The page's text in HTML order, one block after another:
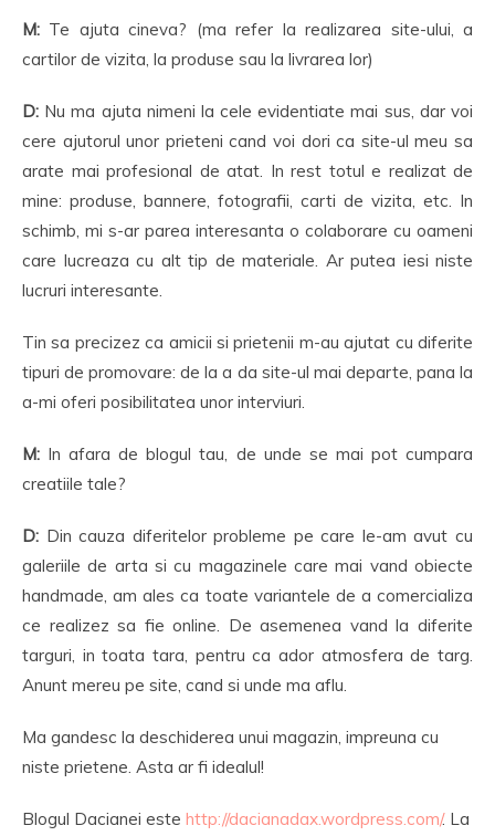
M: Te ajuta cineva? (ma refer la realizarea site-ului, a
cartilor de vizita, la produse sau la livrarea lor)
D: Nu ma ajuta nimeni la cele evidentiate mai sus, dar voi
cere ajutorul unor prieteni cand voi dori ca site-ul meu sa
arate mai profesional de atat. In rest totul e realizat de
mine: produse, bannere, fotografii, carti de vizita, etc. In
schimb, mi s-ar parea interesanta o colaborare cu oameni
care lucreaza cu alt tip de materiale. Ar putea iesi niste
lucruri interesante.
Tin sa precizez ca amicii si prietenii m-au ajutat cu diferite
tipuri de promovare: de la a da site-ul mai departe, pana la
a-mi oferi posibilitatea unor interviuri.
M: In afara de blogul tau, de unde se mai pot cumpara
creatiile tale?
D: Din cauza diferitelor probleme pe care le-am avut cu
galeriile de arta si cu magazinele care mai vand obiecte
handmade, am ales ca toate variantele de a comercializa
ce realizez sa fie online. De asemenea vand la diferite
targuri, in toata tara, pentru ca ador atmosfera de targ.
Anunt mereu pe site, cand si unde ma aflu.
Ma gandesc la deschiderea unui magazin, impreuna cu
niste prietene. Asta ar fi idealul!
Blogul Dacianei este http://dacianadax.wordpress.com/. La